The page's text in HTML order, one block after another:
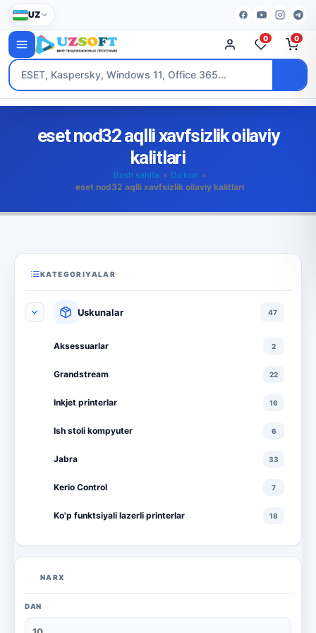
UZ
0 0
eset nod32 aqlli xavfsizlik oilaviy
kalitlari
Bosh sahifa » Do’kon »
eset nod32 aqlli xavfsizlik oilaviy kalitlari
KATEGORIYALAR
Uskunalar 47
Aksessuarlar 2
Grandstream 22
Inkjet printerlar 16
Ish stoli kompyuter 6
Jabra 33
Kerio Control 7
Ko'p funktsiyali lazerli printerlar 18
Ko'p funktsiyali rangli lazerli printerlar 10
Lazerli printerlar
NARX
DAN